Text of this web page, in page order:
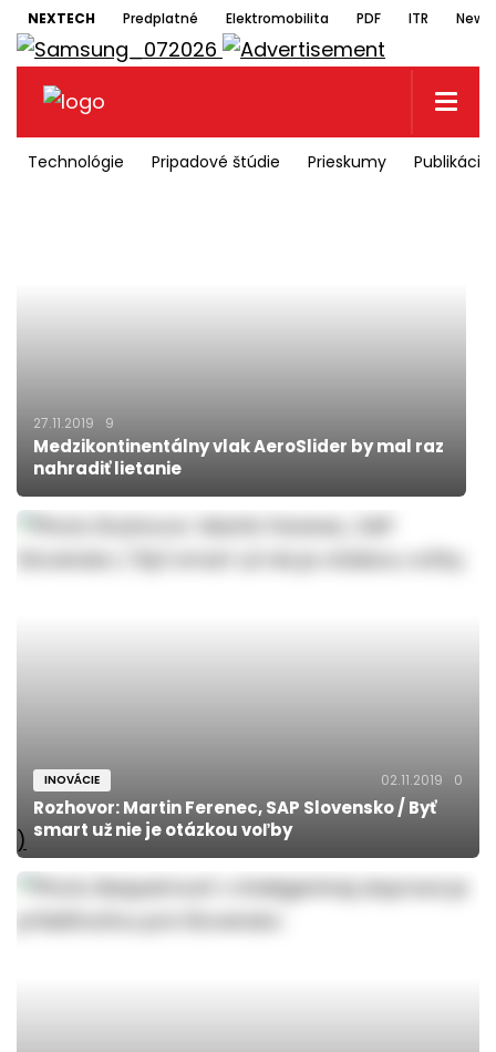
NEXTECH Predplatné Elektromobilita PDF ITR
Technológie Pripadové štúdie Prieskumy Publikácie
27.11.2019 9
Medzikontinentálny vlak AeroSlider by mal raz
nahradiť lietanie
)
INOVÁCIE 02.11.2019 0
Rozhovor: Martin Ferenec, SAP Slovensko / Byť
smart už nie je otázkou voľby